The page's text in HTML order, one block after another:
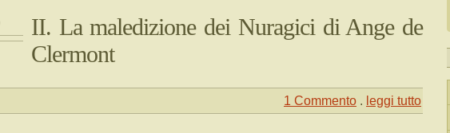
II. La maledizione dei Nuragici di Ange de
Clermont
1 Commento . leggi tutto